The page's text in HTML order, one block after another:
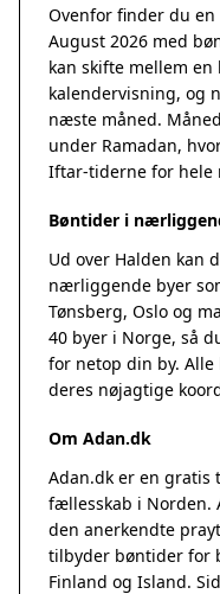
Ovenfor finder du
August 2026 med
kan skifte mellem
kalendervisning, og
næste måned.
under Ramadan,
Iftar-tiderne for hele
Bøntider i
Ud over Halden kan
nærliggende byer
Tønsberg, Oslo og
40 byer i Norge, så
for netop din by.
deres nøjagtige
Om Adan.dk
Adan.dk er en gratis
fællesskab i Norden.
den anerkendte
tilbyder bøntider for
Finland og Island.